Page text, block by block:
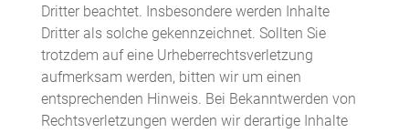
Dritter beachtet. Insbesondere werden Inhalte
Dritter als solche gekennzeichnet. Sollten Sie
trotzdem auf eine Urheberrechtsverletzung
aufmerksam werden, bitten wir um einen
entsprechenden Hinweis. Bei Bekanntwerden von
Rechtsverletzungen werden wir derartige Inhalte